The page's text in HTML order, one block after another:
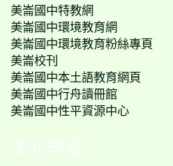
美崙國中特教網
美崙國中環境教育網
美崙國中環境教育粉絲專頁
美崙校刊
美崙國中本土語教育網頁
美崙國中行舟讀冊館
美崙國中性平資源中心
多元學習